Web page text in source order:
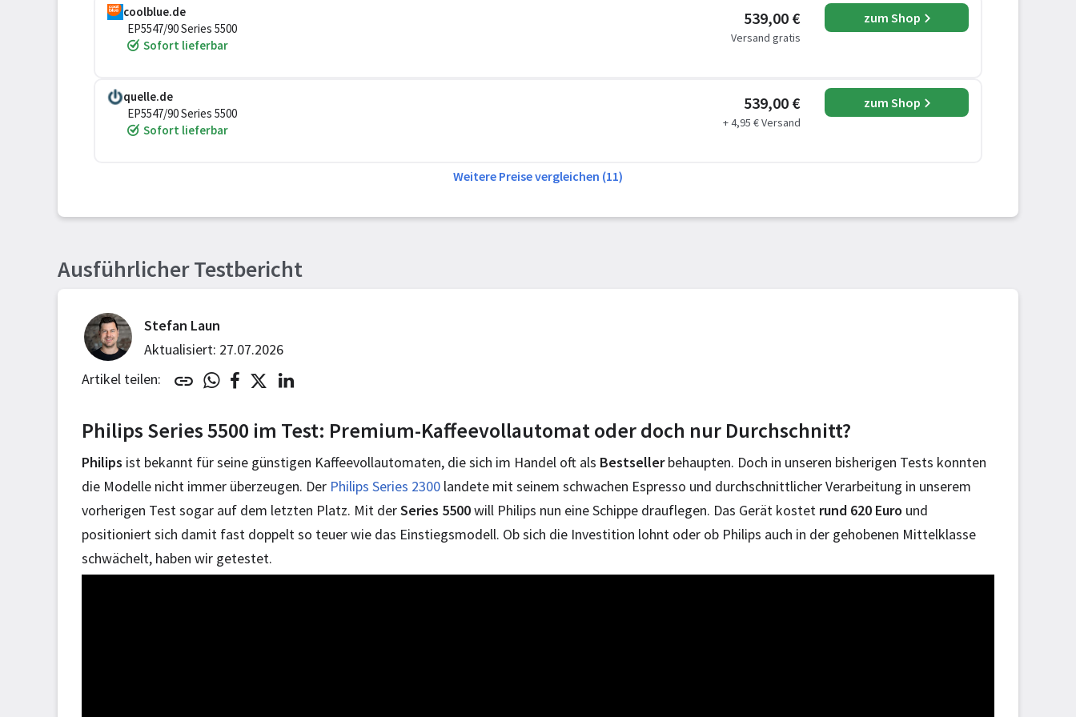
coolblue.de
EP5547/90 Series 5500
Sofort lieferbar
539,00 €
Versand gratis
zum Shop
quelle.de
EP5547/90 Series 5500
Sofort lieferbar
539,00 €
+ 4,95 € Versand
zum Shop
Weitere Preise vergleichen (11)
Ausführlicher Testbericht
Stefan Laun
Aktualisiert: 27.07.2026
Artikel teilen:
Philips Series 5500 im Test: Premium-Kaffeevollautomat oder doch nur Durchschnitt?
Philips ist bekannt für seine günstigen Kaffeevollautomaten, die sich im Handel oft als Bestsellerbehaupten. Doch in unseren bisherigen Tests konnten
die Modelle nicht immer überzeugen. Der Philips Series 2300 landete mit seinem schwachen Espresso und durchschnittlicher Verarbeitung in unserem
vorherigen Test sogar auf dem letzten Platz. Mit derSeries 5500will Philips nun eine Schippe drauflegen. Das Gerät kostet rund 620 Euro und
positioniert sich damit fast doppelt so teuer wie das Einstiegsmodell. Ob sich die Investition lohnt oder ob Philips auch in der gehobenen Mittelklasse
schwächelt, haben wir getestet.